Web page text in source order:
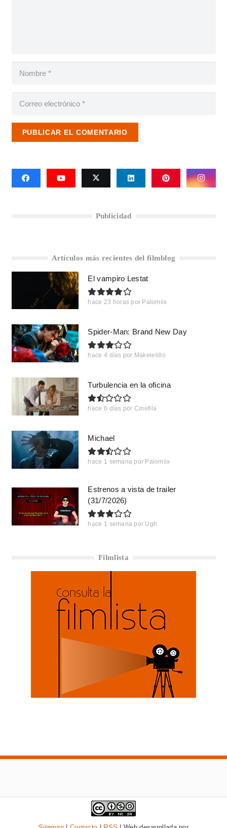
PUBLICAR EL COMENTARIO
Publicidad
Artículos más recientes del filmblog
El vampiro Lestat
hace 23 horas por Palomiix
Spider-Man: Brand New Day
hace 4 días por Makelelillo
Turbulencia en la oficina
hace 6 días por Cinefila
Michael
hace 1 semana por Palomiix
Estrenos a vista de trailer
(31/7/2026)
hace 1 semana por Ugh
Filmlista